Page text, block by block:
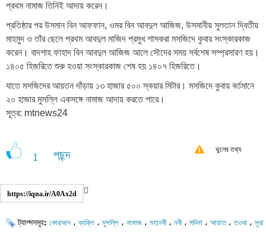
প্রথম নামাজ তিনিই আদায় করেন।
প্রতিষ্ঠার পর উসমান বিন আফফান, ওমর বিন আবদুল আজিজ, উসমানীয় সুলতান দ্বিতীয়
মাহমুদ ও তাঁর ছেলে প্রথম আবদুল মাজিদ প্রমুখ শাসকরা মসজিদে কুবার সংস্কারকাজ
করেন। বাদশাহ ফাহাদ বিন আবদুল আজিজ আলে সৌদের সময় সর্বশেষ সম্প্রসারণ হয়।
১৪০৫ হিজরিতে শুরু হওয়া সংস্কারকাজ শেষ হয় ১৪০৭ হিজরিতে।
যাতে মসজিদের আয়তন দাঁড়ায় ১৩ হাজার ৫০০ স্কয়ার মিটার। মসজিদে কুবায় বর্তমানে
২০ হাজার মুসল্লি একসঙ্গে নামাজ আদায় করতে পারে।
সূত্র: mtnews24
1 পছন্দ ভুলের তথ্য
https://iqna.ir/A0Ax2d
ট্যাগ্সসমূহ: কোরআন ،ব্যক্তি، মুসল্লি ، নামাজ ، মহানবী، নবী، মদিনা ، আয়াত،তওবা ، সুরা